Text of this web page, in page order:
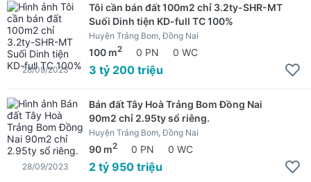
Tôi cần bán đất 100m2 chỉ 3.2ty-SHR-MT
Suối Dinh tiện KD-full TC 100%
Huyện Trảng Bom, Đồng Nai
100 m2 0 PN 0 WC
3 tỷ 200 triệu
28/09/2023
Bán đất Tây Hoà Trảng Bom Đồng Nai
90m2 chỉ 2.95ty sổ riêng.
Huyện Trảng Bom, Đồng Nai
90 m2 0 PN 0 WC
2 tỷ 950 triệu
28/09/2023